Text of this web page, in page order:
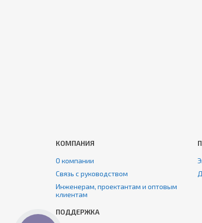
КОМПАНИЯ
О компании
Связь с руководством
Инженерам, проектантам и оптовым
клиентам
ПОДДЕРЖКА